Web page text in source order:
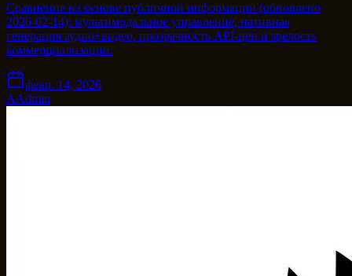
Сравнение на основе публичной информации (обновлено
2026-02-14): мультимодальное управление, нативная
генерация аудио+видео, прозрачность API-цен и зрелость
коммерциализации.
февр. 14, 2026
AAdmin